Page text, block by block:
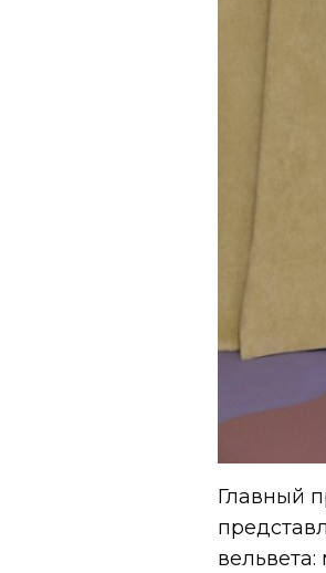
Главный